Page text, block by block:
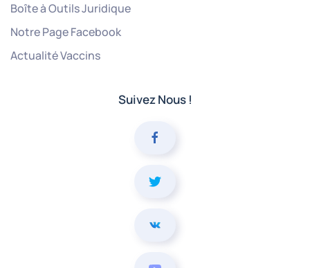
Boîte à Outils Juridique
Notre Page Facebook
Actualité Vaccins
Suivez Nous !